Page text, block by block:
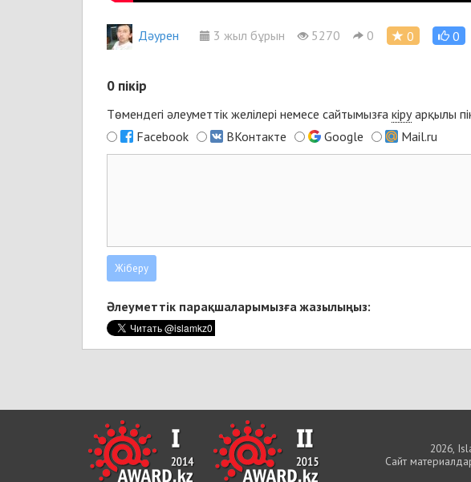
Дәурен 3 жыл бұрын 5270 0 0 0
0 пікір
Төмендегі әлеуметтік желілері немесе сайтымызға кіруарқылы
Facebook
ВКонтакте Google Mail.ru
Әлеуметтік парақшаларымызға жазылыңыз:
2026,
Сайт